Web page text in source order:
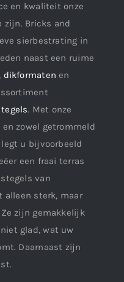
en kwaliteit onze
zijn. Bricks and
sierbestrating in
naast een ruime
, dikformaten en
. Met onze
zowel getrommeld
u bijvoorbeeld
een fraai terras
van
alleen sterk, maar
zijn gemakkelijk
glad, wat uw
Daarnaast zijn